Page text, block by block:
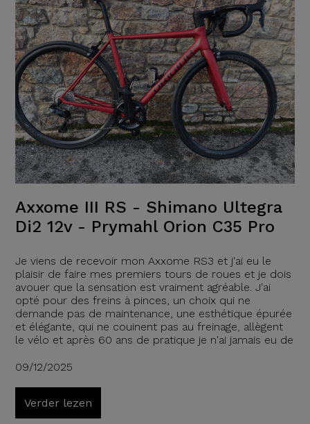
Axxome III RS - Shimano Ultegra
Di2 12v - Prymahl Orion C35 Pro
Je viens de recevoir mon Axxome RS3 et j'ai eu le
plaisir de faire mes premiers tours de roues et je dois
avouer que la sensation est vraiment agréable. J'ai
opté pour des freins à pinces, un choix qui ne
demande pas de maintenance, une esthétique épurée
et élégante, qui ne couinent pas au freinage, allègent
le vélo et après 60 ans de pratique je n'ai jamais eu de
09/12/2025
Verder lezen